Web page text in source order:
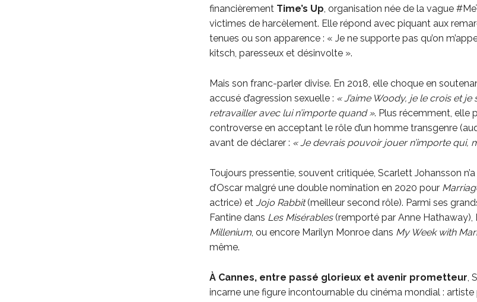
financièrement Time’s Up , organisation née de la vague
victimes de harcèlement. Elle répond avec piquant aux
tenues ou son apparence : « Je ne supporte pas qu’on
kitsch, paresseux et désinvolte ».
Mais son franc-parler divise. En 2018, elle choque en
accusé d’agression sexuelle : « J’aime Woody, je le crois et je
retravailler avec lui n’importe quand ». Plus récemment, elle
controverse en acceptant le rôle d’un homme transgenre
avant de déclarer : « Je devrais pouvoir jouer n’importe qui,
Toujours pressentie, souvent critiquée, Scarlett Johansson
d’Oscar malgré une double nomination en 2020 pour
actrice) et Jojo Rabbit(meilleur second rôle). Parmi ses
Fantine dans Les Misérables(remporté par Anne Hathaway),
Millenium, ou encore Marilyn Monroe dans My Week with
même.
À Cannes, entre passé glorieux et avenir prometteur ,
incarne une figure incontournable du cinéma mondial :